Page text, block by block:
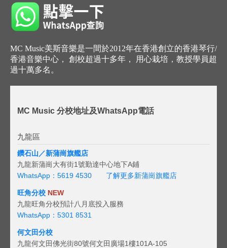
MC Music美斯音樂是一間於2012年在香港創立的香港琴行/
香港音樂中心， 創校超過十多年， 用心栽培，教授學員超
過十萬多名。
MC Music 分校地址及WhatsApp電話
九龍區
鑽石山／新蒲崗旗艦店
九龍新蒲崗大有街1號勤達中心地下A鋪
WhatsApp：5619 4530
了解更多新蒲崗旗艦店
旺角分校 NEW
九龍旺角分校預計八月底投入服務
WhatsApp：5301 8531
何文田分校
九龍何文田佛光街80號何文田廣場1樓101A-105